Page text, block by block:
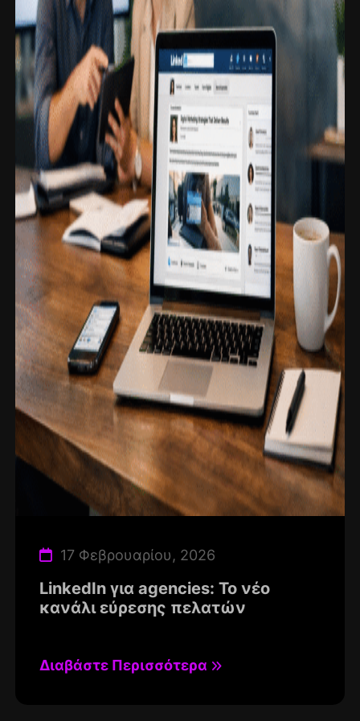
17 Φεβρουαρίου, 2026
LinkedIn για agencies: Το νέο
κανάλι εύρεσης πελατών
Διαβάστε Περισσότερα